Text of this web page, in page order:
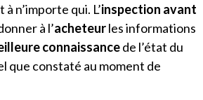
n’importe qui. L’inspection avant
à l’acheteurles informations
connaissancede l’état du
que constaté au moment de